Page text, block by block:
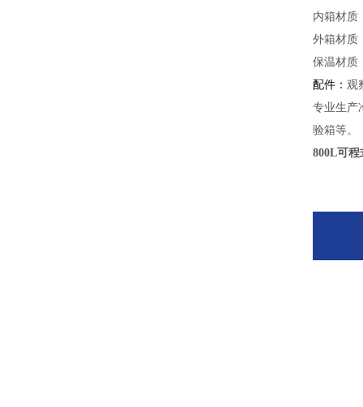
内箱材质
外箱材质
保温材质
配件： 观
专业生产
验箱等。
800L可